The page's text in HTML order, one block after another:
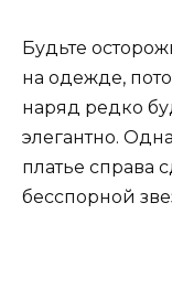
Будьте
на одежде,
наряд редко
элегантно.
платье справа
бесспорной